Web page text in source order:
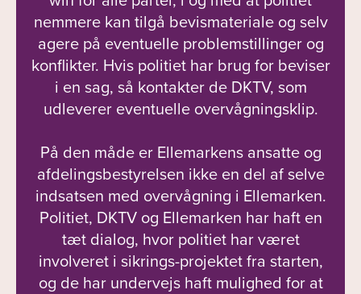
nemmere kan tilgå bevismateriale og selv
agere på eventuelle problemstillinger og
konflikter. Hvis politiet har brug for beviser
i en sag, så kontakter de DKTV, som
udleverer eventuelle overvågningsklip.
På den måde er Ellemarkens ansatte og
afdelingsbestyrelsen ikke en del af selve
indsatsen med overvågning i Ellemarken.
Politiet, DKTV og Ellemarken har haft en
tæt dialog, hvor politiet har været
involveret i sikrings-projektet fra starten,
og de har undervejs haft mulighed for at